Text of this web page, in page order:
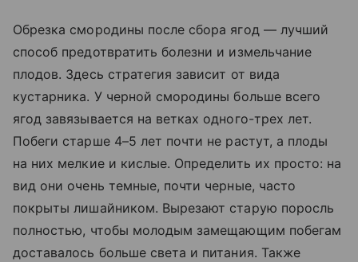
Обрезка смородины после сбора ягод — лучший
способ предотвратить болезни и измельчание
плодов. Здесь стратегия зависит от вида
кустарника. У черной смородины больше всего
ягод завязывается на ветках одного-трех лет.
Побеги старше 4–5 лет почти не растут, а плоды
на них мелкие и кислые. Определить их просто: на
вид они очень темные, почти черные, часто
покрыты лишайником. Вырезают старую поросль
полностью, чтобы молодым замещающим побегам
доставалось больше света и питания. Также